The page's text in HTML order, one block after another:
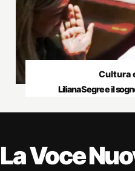
Cultura
Liliana Segre e il
La Voce